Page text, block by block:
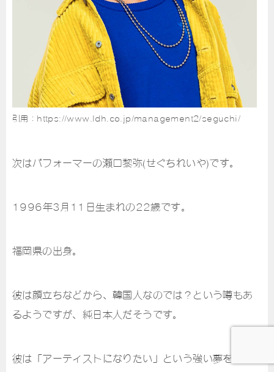
引用：https://www.ldh.co.jp/management2/seguchi/
次はパフォーマーの瀬口黎弥(せぐちれいや)です。
1996年3月11日生まれの22歳です。
福岡県の出身。
彼は顔立ちなどから、韓国人なのでは？という噂もあ
るようですが、純日本人だそうです。
彼は「アーティストになりたい」という強い夢を抱い